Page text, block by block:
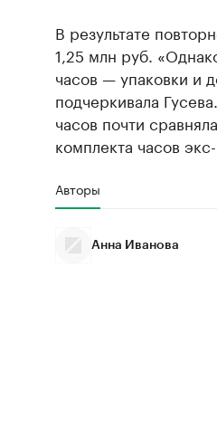
В результате
1,25 млн руб.
часов — упаковки и
подчеркивала
часов почти
комплекта часов
Авторы
Анна Иванова